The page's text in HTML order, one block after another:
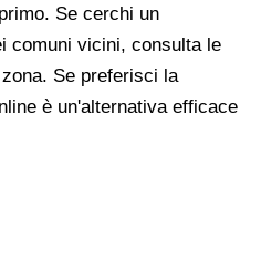
Se cerchi un
comuni vicini, consulta le
Se preferisci la
è un'alternativa efficace